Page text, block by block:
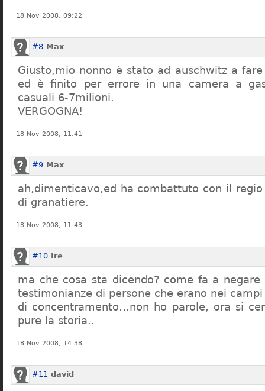
18 Nov 2008, 09:22
#8 Max
Giusto,mio nonno è stato ad auschwitz a
ed è finito per errore in una camera a
casuali 6-7milioni.
VERGOGNA!
18 Nov 2008, 11:41
#9 Max
ah,dimenticavo,ed ha combattuto con il
di granatiere.
18 Nov 2008, 11:43
#10 Ire
ma che cosa sta dicendo? come fa a
testimonianze di persone che erano nei campi
di concentramento…non ho parole, ora si
pure la storia..
18 Nov 2008, 14:38
#11 david